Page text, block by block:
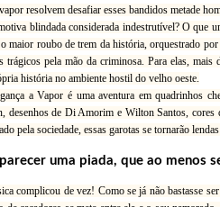
resolvem desafiar esses bandidos metade
blindada considerada indestrutível? O que
maior roubo de trem da história, orquestrado
trágicos pela mão da criminosa. Para elas,
história no ambiente hostil do velho oeste.
a Vapor é uma aventura em quadrinhos
desenhos de Di Amorim e Wilton Santos,
pela sociedade, essas garotas se tornarão
uma piada, que ao menos
complicou de vez! Como se já não bastasse